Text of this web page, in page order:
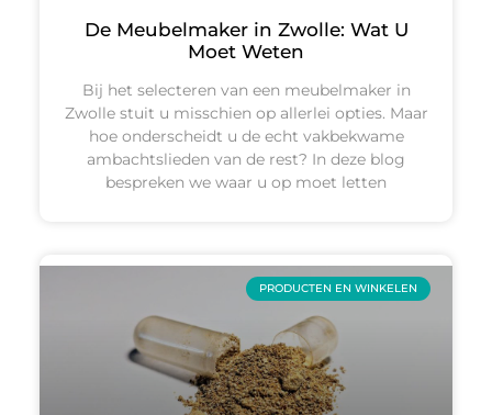
De Meubelmaker in Zwolle: Wat U
Moet Weten
Bij het selecteren van een meubelmaker in
Zwolle stuit u misschien op allerlei opties. Maar
hoe onderscheidt u de echt vakbekwame
ambachtslieden van de rest? In deze blog
bespreken we waar u op moet letten
PRODUCTEN EN WINKELEN